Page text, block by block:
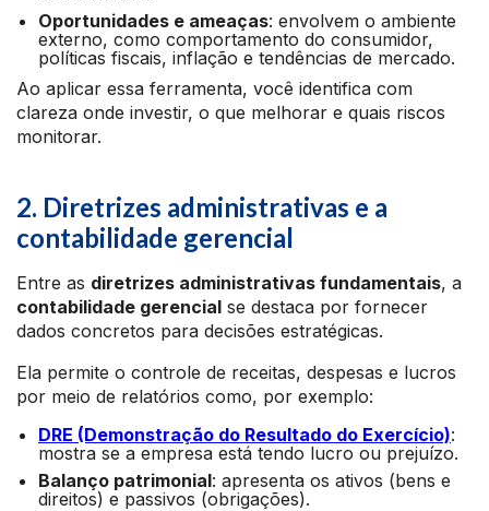
Oportunidades e ameaças: envolvem o ambiente
externo, como comportamento do consumidor,
políticas fiscais, inflação e tendências de mercado.
Ao aplicar essa ferramenta, você identifica com
clareza onde investir, o que melhorar e quais riscos
monitorar.
2. Diretrizes administrativas e a
contabilidade gerencial
Entre as diretrizes administrativas fundamentais, a
contabilidade gerencial se destaca por fornecer
dados concretos para decisões estratégicas.
Ela permite o controle de receitas, despesas e lucros
por meio de relatórios como, por exemplo:
DRE (Demonstração do Resultado do Exercício):
mostra se a empresa está tendo lucro ou prejuízo.
Balanço patrimonial: apresenta os ativos (bens e
direitos) e passivos (obrigações).